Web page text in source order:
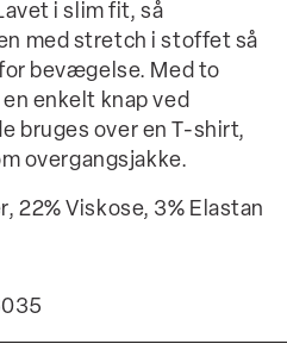
i slim fit, så
med stretch i stoffet så
bevægelse. Med to
enkelt knap ved
bruges over en T-shirt,
overgangsjakke.
22% Viskose, 3% Elastan